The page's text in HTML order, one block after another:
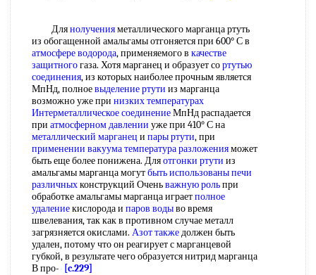
Длянолученияметаллического марганца ртуть
из обогащенной амальгамы отгоняется при 600° С в
атмосфере водорода, применяемого в качестве
защитногогаза. Хотя марганец и образует сортутью
соединения, из которых наиболее прочным является
МпНд, полноевыделение ртути из марганца
возможно уже при низких температурах
Интерметаллическое соединениеМпНд распадается
при атмосферном давлении уже при 410° С на
металлический марганец и пары ртути, при
применении вакууматемпература разложенияможет
быть еще более понижена. Дляотгонки ртути из
амальгамы марганца могутбыть использованыпечи
различныхконструкций Оченьважную рольпри
обработке амальгамы марганца играетполное
удалениекислорода и паров водыво время
швелевания, так как в противном случае металл
загрязняется окислами. Азот такжедолжен быть
удален, потому что он реагирует с марганцевой
губкой, в результате чего образуется нитрид марганца
В про-
[c.229]